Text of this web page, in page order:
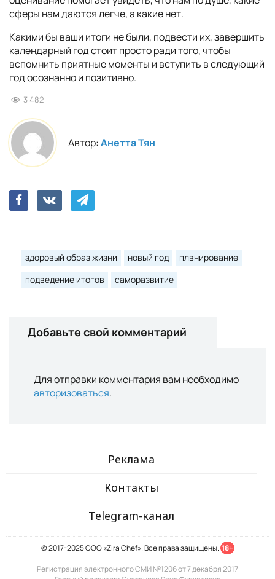
сферы нам даются легче, а какие нет.
Какими бы ваши итоги не были, подвести их, завершить
календарный год стоит просто ради того, чтобы
вспомнить приятные моменты и вступить в следующий
год осознанно и позитивно.
3 482
Автор:Анетта Тян
здоровый образ жизни новый год
плвнирование
подведение итогов
саморазвитие
Добавьте свой комментарий
Для отправки комментария вам необходимо
авторизоваться.
Реклама
Контакты
Telegram-канал
© 2017-2025 ООО «Zira Chef». Все права защищены. 18+
Регистрация электронного СМИ №1206 от 7 декабря 2017